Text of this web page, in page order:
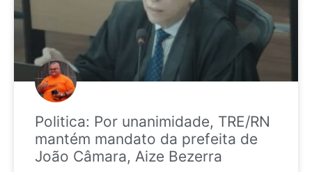
Politica: Por unanimidade, TRE/RN
mantém mandato da prefeita de
João Câmara, Aize Bezerra